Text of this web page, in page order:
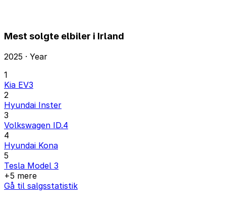
Mest solgte elbiler i Irland
2025 · Year
1
Kia EV3
2
Hyundai Inster
3
Volkswagen ID.4
4
Hyundai Kona
5
Tesla Model 3
+5 mere
Gå til salgsstatistik